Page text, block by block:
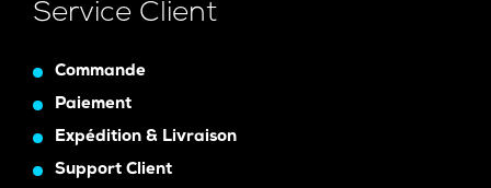
Service Client
Commande
Paiement
Expédition & Livraison
Support Client